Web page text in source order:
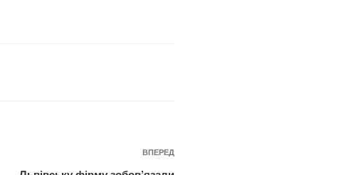
Наступний
запис
ВПЕРЕД